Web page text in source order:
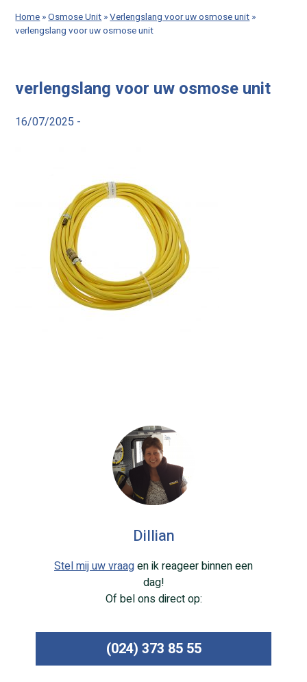
Home»Osmose Unit»Verlengslang voor uw osmose unit»
verlengslang voor uw osmose unit
verlengslang voor uw osmose unit
16/07/2025 -
Dillian
Stel mij uw vraagen ik reageer binnen een
dag!
Of bel ons direct op:
(024) 373 85 55